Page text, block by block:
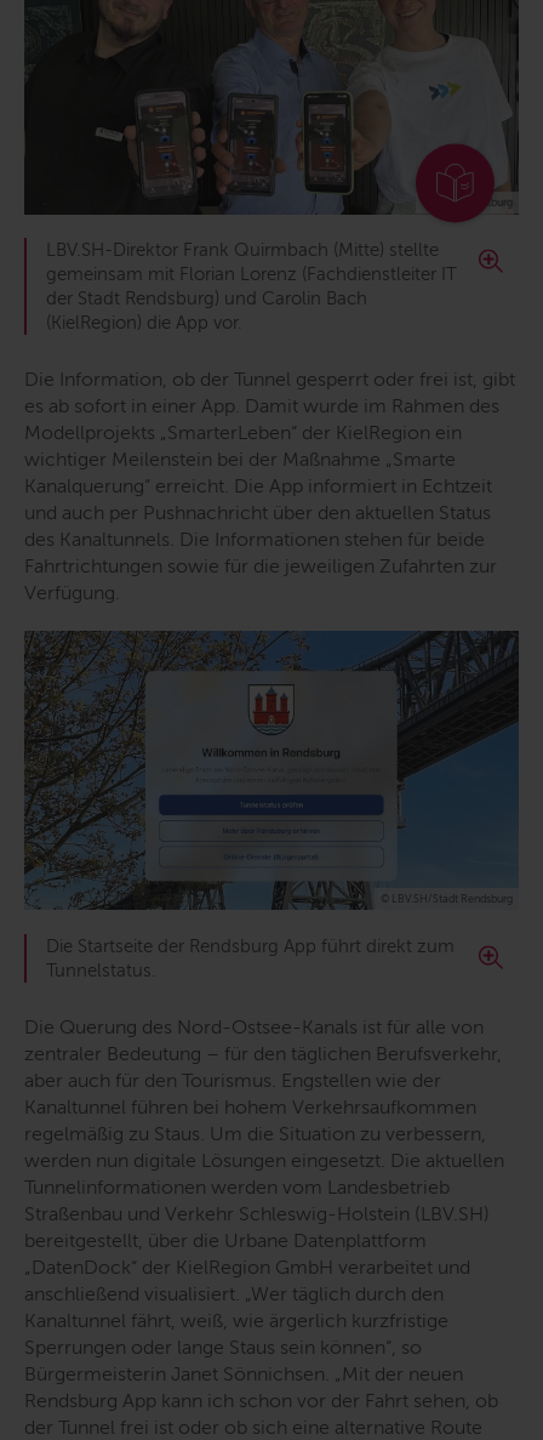
© Stadt Rendsburg
LBV.SH-Direktor Frank Quirmbach (Mitte) stellte
gemeinsam mit Florian Lorenz (Fachdienstleiter IT
der Stadt Rendsburg) und Carolin Bach
(KielRegion) die App vor.
Die Information, ob der Tunnel gesperrt oder frei ist, gibt
es ab sofort in einer App. Damit wurde im Rahmen des
Modellprojekts „SmarterLeben“ der KielRegion ein
wichtiger Meilenstein bei der Maßnahme „Smarte
Kanalquerung“ erreicht. Die App informiert in Echtzeit
und auch per Pushnachricht über den aktuellen Status
des Kanaltunnels. Die Informationen stehen für beide
Fahrtrichtungen sowie für die jeweiligen Zufahrten zur
Verfügung.
© LBV.SH/Stadt Rendsburg
Die Startseite der Rendsburg App führt direkt zum
Tunnelstatus.
Die Querung des Nord-Ostsee-Kanals ist für alle von
zentraler Bedeutung – für den täglichen Berufsverkehr,
aber auch für den Tourismus. Engstellen wie der
Kanaltunnel führen bei hohem Verkehrsaufkommen
regelmäßig zu Staus. Um die Situation zu verbessern,
werden nun digitale Lösungen eingesetzt. Die aktuellen
Tunnelinformationen werden vom Landesbetrieb
Straßenbau und Verkehr Schleswig-Holstein (LBV.SH)
bereitgestellt, über die Urbane Datenplattform
„DatenDock“ der KielRegion GmbH verarbeitet und
anschließend visualisiert. „Wer täglich durch den
Kanaltunnel fährt, weiß, wie ärgerlich kurzfristige
Sperrungen oder lange Staus sein können“, so
Bürgermeisterin Janet Sönnichsen. „ Mit der neuen
Rendsburg App kann ich schon vor der Fahrt sehen, ob
der Tunnel frei ist oder ob sich eine alternative Route